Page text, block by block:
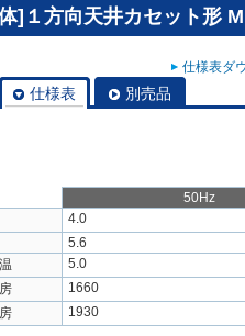
]１方向天井カセット形
仕様表ダ
仕様表 別売品
50Hz
4.0
5.6
5.0
1660
1930